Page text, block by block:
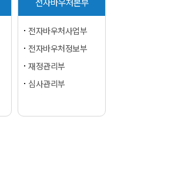
전자바우처사업부
전자바우처정보부
재정관리부
심사관리부